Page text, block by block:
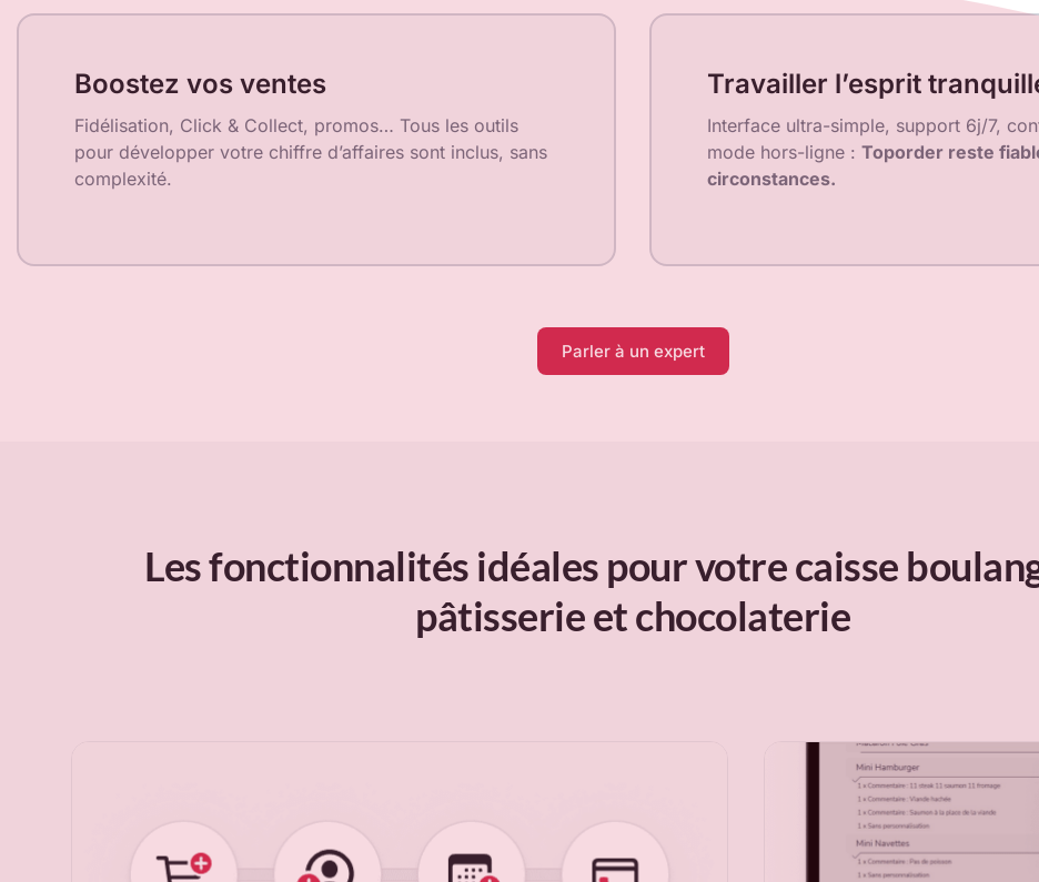
Boostez vos ventes
Fidélisation, Click & Collect, promos… Tous les outils
pour développer votre chiffre d’affaires sont inclus, sans
complexité.
Travailler l’esprit
Interface ultra-simple, support 6j/7,
mode hors-ligne : Toporder reste
circonstances.
Parler à un expert
Les fonctionnalités idéales pour votre caisse
pâtisserie et chocolaterie